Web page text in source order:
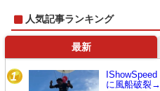
人気記事ランキング
最新
1
に風船破裂